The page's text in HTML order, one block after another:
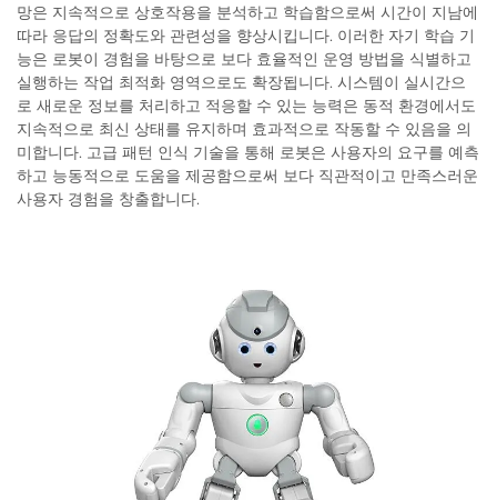
망은 지속적으로 상호작용을 분석하고 학습함으로써 시간이 지남에
따라 응답의 정확도와 관련성을 향상시킵니다. 이러한 자기 학습 기
능은 로봇이 경험을 바탕으로 보다 효율적인 운영 방법을 식별하고
실행하는 작업 최적화 영역으로도 확장됩니다. 시스템이 실시간으
로 새로운 정보를 처리하고 적응할 수 있는 능력은 동적 환경에서도
지속적으로 최신 상태를 유지하며 효과적으로 작동할 수 있음을 의
미합니다. 고급 패턴 인식 기술을 통해 로봇은 사용자의 요구를 예측
하고 능동적으로 도움을 제공함으로써 보다 직관적이고 만족스러운
사용자 경험을 창출합니다.